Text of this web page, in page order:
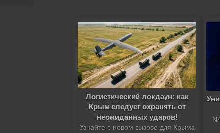
Логистический локдаун: как
Крым следует охранять от
неожиданных ударов!
Узнайте о новом вызове для Крыма